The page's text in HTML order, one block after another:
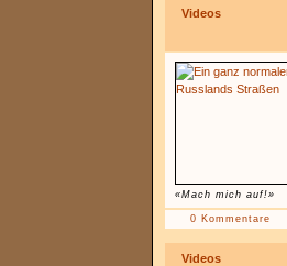
Videos
«Mach mich auf!»
0 Kommentare
Videos